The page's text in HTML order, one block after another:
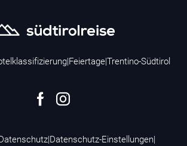
| Feiertage|Trentino-Südtirol
Datenschutz| Datenschutz-Einstellungen|